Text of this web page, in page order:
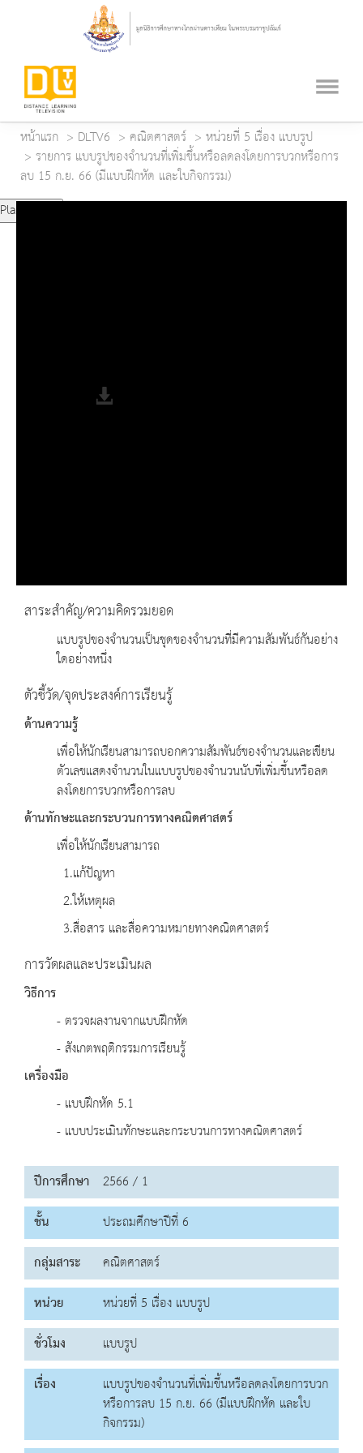
หน้าแรก DLTV6 คณิตศาสตร์
หน่วยที่ 5 เรื่อง แบบรูป
รายการ แบบรูปของจำนวนที่เพิ่มขึ้นหรือลดลงโดยการบวกหรือการ
ลบ 15 ก.ย. 66 (มีแบบฝึกหัด และใบกิจกรรม)
Play Video
สาระสำคัญ/ความคิดรวมยอด
แบบรูปของจำนวนเป็นชุดของจำนวนที่มีความสัมพันธ์กันอย่าง
ใดอย่างหนึ่ง
ตัวชี้วัด/จุดประสงค์การเรียนรู้
ด้านความรู้
เพื่อให้นักเรียนสามารถบอกความสัมพันธ์ของจำนวนและเขียน
ตัวเลขแสดงจำนวนในแบบรูปของจำนวนนับที่เพิ่มขึ้นหรือลด
ลงโดยการบวกหรือการลบ
ด้านทักษะและกระบวนการทางคณิตศาสตร์
เพื่อให้นักเรียนสามารถ
1.แก้ปัญหา
2.ให้เหตุผล
3.สื่อสาร และสื่อความหมายทางคณิตศาสตร์
การวัดผลและประเมินผล
วิธีการ
- ตรวจผลงานจากแบบฝึกหัด
- สังเกตพฤติกรรมการเรียนรู้
เครื่องมือ
- แบบฝึกหัด 5.1
- แบบประเมินทักษะและกระบวนการทางคณิตศาสตร์
ปีการศึกษา 2566 / 1
ชั้น
ประถมศึกษาปีที่ 6
กลุ่มสาระ
คณิตศาสตร์
หน่วย
หน่วยที่ 5 เรื่อง แบบรูป
ชั่วโมง
แบบรูป
เรื่อง
แบบรูปของจำนวนที่เพิ่มขึ้นหรือลดลงโดยการบวก
หรือการลบ 15 ก.ย. 66 (มีแบบฝึกหัด และใบ
กิจกรรม)